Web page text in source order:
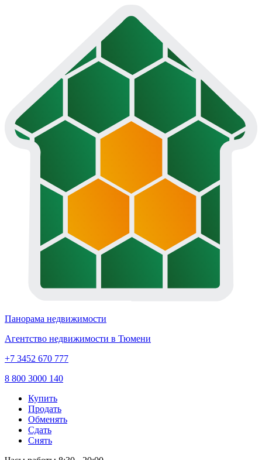
Панорама недвижимости
Агентство недвижимости в Тюмени
+7 3452 670 777
8 800 3000 140
Купить
Продать
Обменять
Сдать
Снять